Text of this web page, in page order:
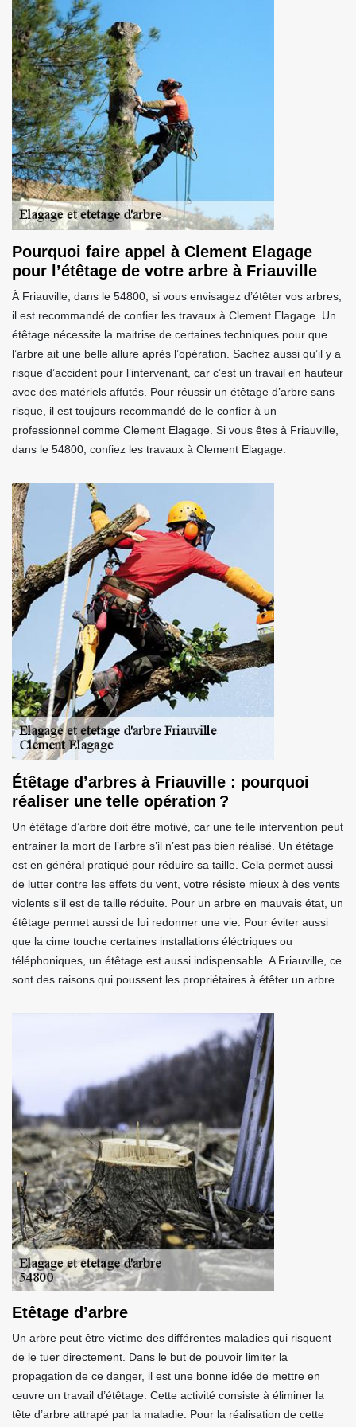
Pourquoi faire appel à Clement Elagage
pour l’étêtage de votre arbre à Friauville
À Friauville, dans le 54800, si vous envisagez d’étêter vos arbres,
il est recommandé de confier les travaux à Clement Elagage. Un
étêtage nécessite la maitrise de certaines techniques pour que
l’arbre ait une belle allure après l’opération. Sachez aussi qu’il y a
risque d’accident pour l’intervenant, car c’est un travail en hauteur
avec des matériels affutés. Pour réussir un étêtage d’arbre sans
risque, il est toujours recommandé de le confier à un
professionnel comme Clement Elagage. Si vous êtes à Friauville,
dans le 54800, confiez les travaux à Clement Elagage.
Étêtage d’arbres à Friauville : pourquoi
réaliser une telle opération ?
Un étêtage d’arbre doit être motivé, car une telle intervention peut
entrainer la mort de l’arbre s’il n’est pas bien réalisé. Un étêtage
est en général pratiqué pour réduire sa taille. Cela permet aussi
de lutter contre les effets du vent, votre résiste mieux à des vents
violents s’il est de taille réduite. Pour un arbre en mauvais état, un
étêtage permet aussi de lui redonner une vie. Pour éviter aussi
que la cime touche certaines installations éléctriques ou
téléphoniques, un étêtage est aussi indispensable. A Friauville, ce
sont des raisons qui poussent les propriétaires à étêter un arbre.
Etêtage d’arbre
Un arbre peut être victime des différentes maladies qui risquent
de le tuer directement. Dans le but de pouvoir limiter la
propagation de ce danger, il est une bonne idée de mettre en
œuvre un travail d’étêtage. Cette activité consiste à éliminer la
tête d’arbre attrapé par la maladie. Pour la réalisation de cette